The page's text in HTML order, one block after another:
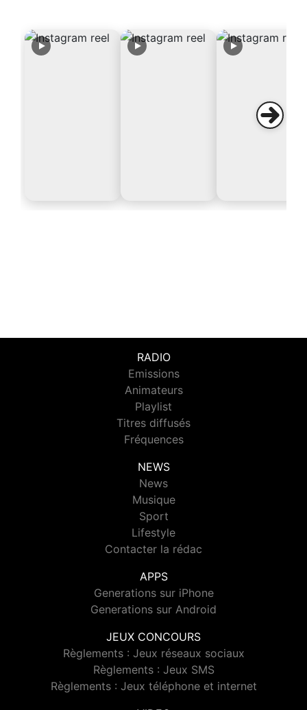
RADIO
Emissions
Animateurs
Playlist
Titres diffusés
Fréquences
NEWS
News
Musique
Sport
Lifestyle
Contacter la rédac
APPS
Generations sur iPhone
Generations sur Android
JEUX CONCOURS
Règlements : Jeux réseaux sociaux
Règlements : Jeux SMS
Règlements : Jeux téléphone et internet